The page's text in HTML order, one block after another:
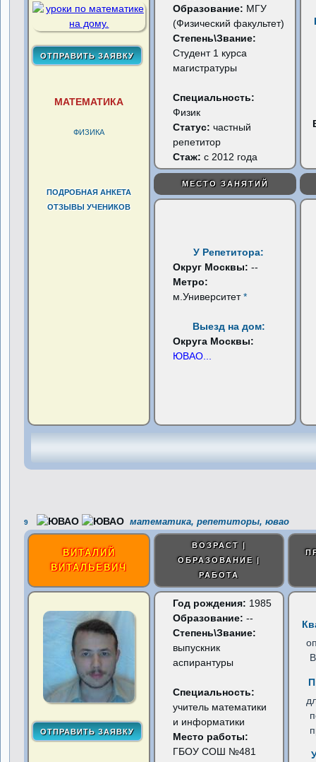
МАТЕМАТИКА
ФИЗИКА
ПОДРОБНАЯ АНКЕТА
ОТЗЫВЫ УЧЕНИКОВ
Образование: МГУ
(Физический факультет)
Степень\Звание:
Студент 1 курса
магистратуры
Специальность:
Физик
Статус:частный
репетитор
Стаж: с 2012 года
МЕСТО ЗАНЯТИЙ
У Репетитора:
Округ Москвы:--
Метро:
м.Университет*
Выезд на дом:
Округа Москвы:
ЮВАО
9 математика, репетиторы, ювао
ВИТАЛИЙ
ВИТАЛЬЕВИЧ
ВОЗРАСТ |
ОБРАЗОВАНИЕ |
РАБОТА
Год рождения: 1985
Образование: --
Степень\Звание:
выпускник
аспирантуры
Специальность:
учитель математики
и информатики
Место работы:
ГБОУ СОШ №481